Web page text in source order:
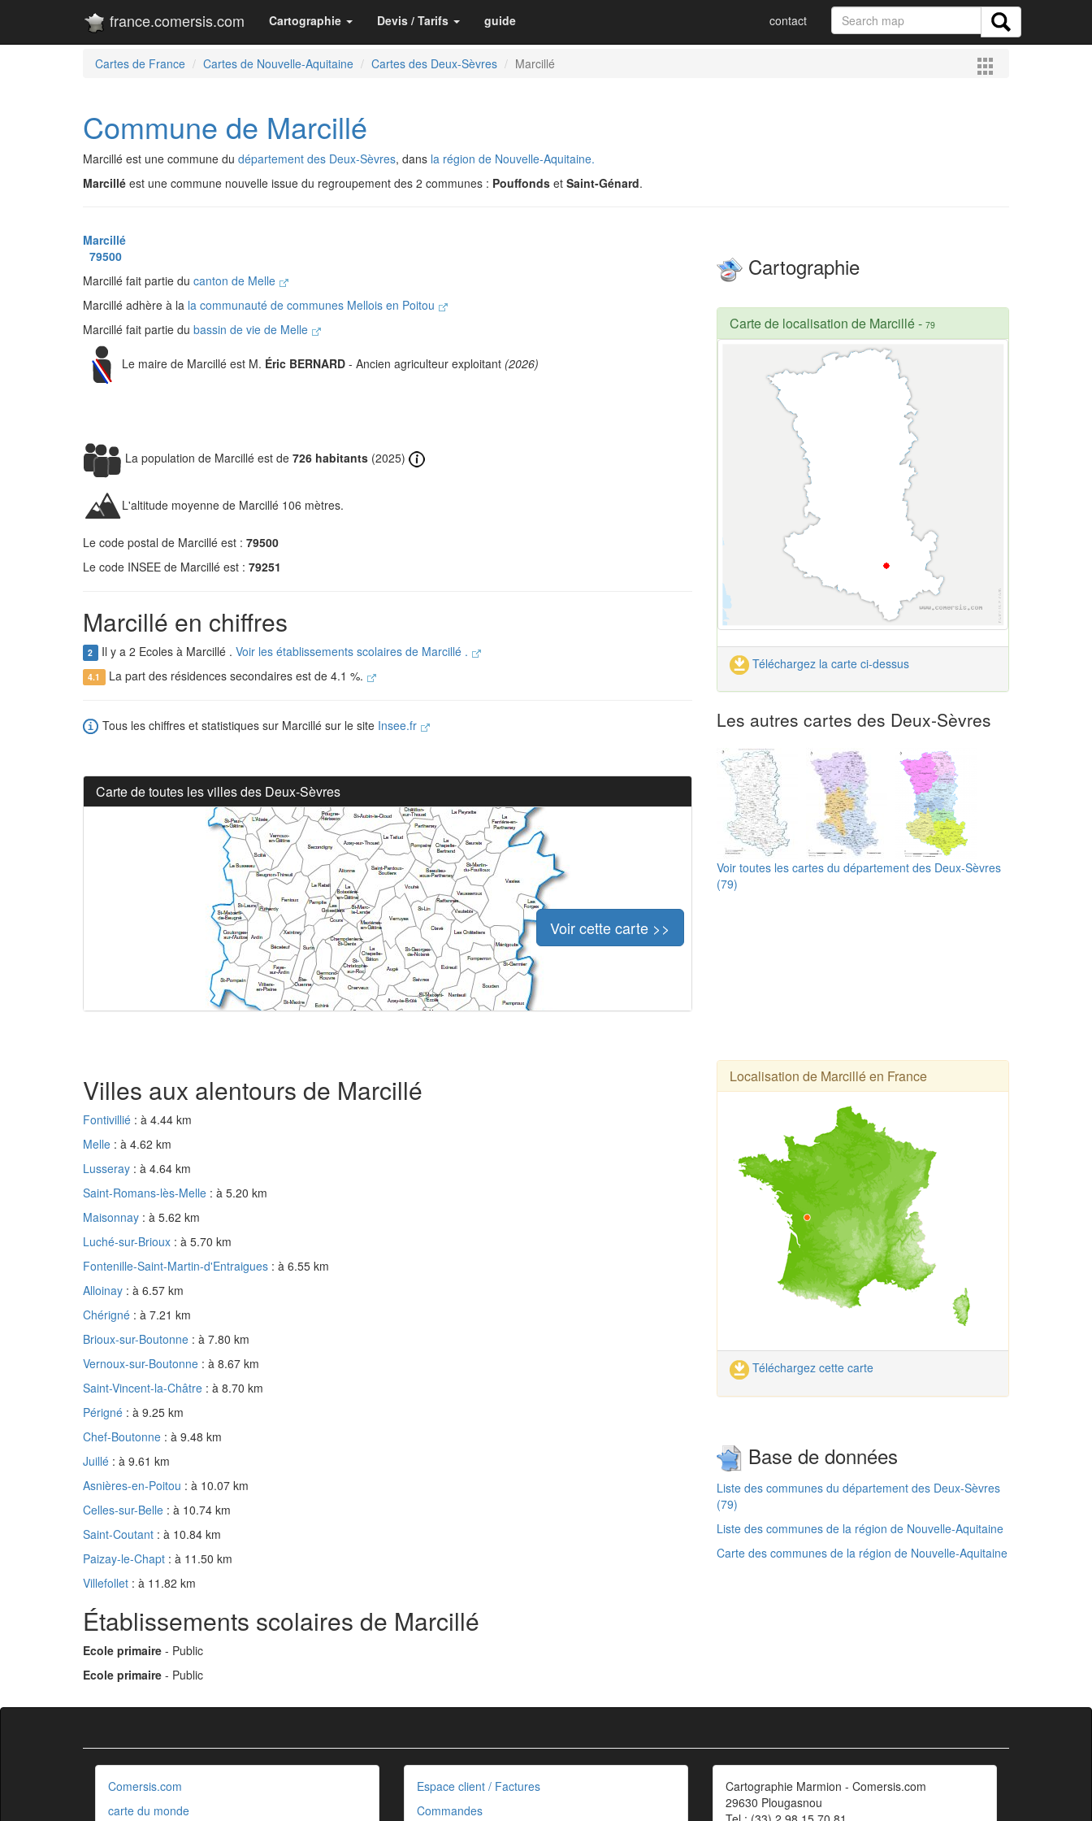
france.comersis.com Cartographie Devis / Tarifs guide contact
Cartes de France Cartes de Nouvelle-Aquitaine Cartes des Deux-Sèvres Marcillé
Commune de Marcillé
Marcillé est une commune du département des Deux-Sèvres, dans la région de Nouvelle-Aquitaine.
Marcillé est une commune nouvelle issue du regroupement des 2 communes : Pouffonds et Saint-Génard.
Marcillé
79500
Marcillé fait partie du canton de Melle
Marcillé adhère à la la communauté de communes Mellois en Poitou
Marcillé fait partie du bassin de vie de Melle
Le maire de Marcillé est M. Éric BERNARD - Ancien agriculteur exploitant (2026)
La population de Marcillé est de 726 habitants (2025)
L'altitude moyenne de Marcillé 106 mètres.
Le code postal de Marcillé est : 79500
Le code INSEE de Marcillé est : 79251
Marcillé en chiffres
2 Il y a 2 Ecoles à Marcillé . Voir les établissements scolaires de Marcillé .
4.1 La part des résidences secondaires est de 4.1 %.
Tous les chiffres et statistiques sur Marcillé sur le site Insee.fr
Carte de toutes les villes des Deux-Sèvres
Voir cette carte >>
Cartographie
Carte de localisation de Marcillé- 79
Téléchargez la carte ci-dessus
Les autres cartes des Deux-Sèvres
Voir toutes les cartes du département des Deux-Sèvres
(79)
Villes aux alentours de Marcillé
Fontivillié : à 4.44 km
Melle : à 4.62 km
Lusseray : à 4.64 km
Saint-Romans-lès-Melle : à 5.20 km
Maisonnay : à 5.62 km
Luché-sur-Brioux : à 5.70 km
Fontenille-Saint-Martin-d'Entraigues : à 6.55 km
Alloinay : à 6.57 km
Chérigné : à 7.21 km
Brioux-sur-Boutonne : à 7.80 km
Vernoux-sur-Boutonne : à 8.67 km
Saint-Vincent-la-Châtre : à 8.70 km
Périgné : à 9.25 km
Chef-Boutonne : à 9.48 km
Juillé : à 9.61 km
Asnières-en-Poitou : à 10.07 km
Celles-sur-Belle : à 10.74 km
Saint-Coutant : à 10.84 km
Paizay-le-Chapt : à 11.50 km
Villefollet : à 11.82 km
Établissements scolaires de Marcillé
Ecole primaire - Public
Ecole primaire - Public
Localisation de Marcillé en France
Téléchargez cette carte
Base de données
Liste des communes du département des Deux-Sèvres
(79)
Liste des communes de la région de Nouvelle-Aquitaine
Carte des communes de la région de Nouvelle-Aquitaine
Comersis.com
carte du monde
Espace client / Factures
Commandes
Cartographie Marmion - Comersis.com
29630 Plougasnou